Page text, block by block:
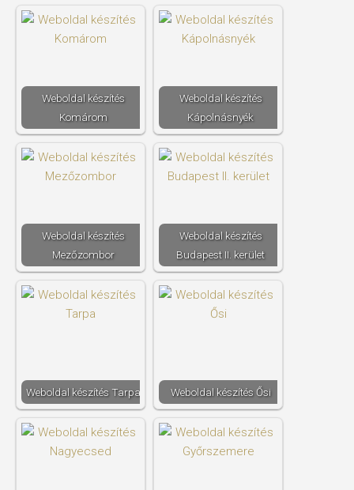
Weboldal készítés​
Komárom
Weboldal készítés​
Kápolnásnyék
Weboldal készítés​
Mezőzombor
Weboldal készítés​
Budapest II. kerület
Weboldal készítés​ Tarpa Weboldal készítés​ Ősi